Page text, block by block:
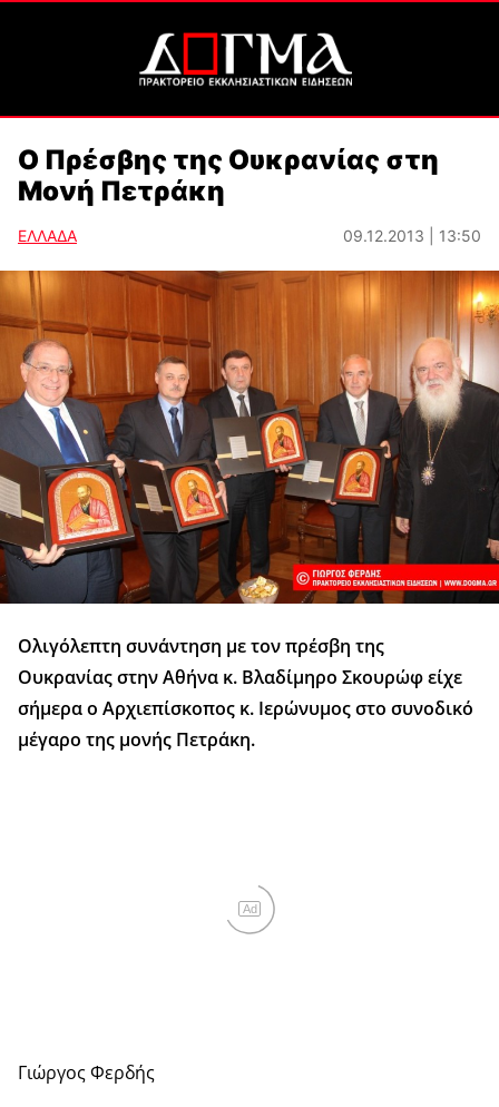
Ο Πρέσβης της Ουκρανίας στη
Μονή Πετράκη
ΕΛΛΑΔΑ 09.12.2013 | 13:50
Ολιγόλεπτη συνάντηση με τον πρέσβη της
Ουκρανίας στην Αθήνα κ. Βλαδίμηρο Σκουρώφ είχε
σήμερα ο Αρχιεπίσκοπος κ. Ιερώνυμος στο συνοδικό
μέγαρο της μονής Πετράκη.
Ad
Γιώργος Φερδής